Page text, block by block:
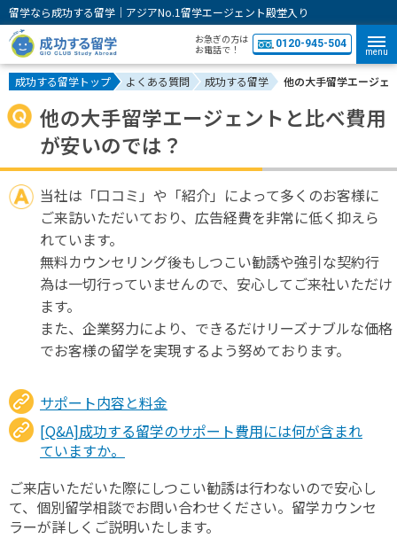
留学なら成功する留学｜アジアNo.1留学エージェント殿堂入り
お急ぎの方は
お電話で！
0120-945-504
menu
成功する留学トップ よくある質問 成功する留学 他の大手留学エージェ
他の大手留学エージェントと比べ費用
が安いのでは？
当社は「口コミ」や「紹介」によって多くのお客様に
ご来訪いただいており、広告経費を非常に低く抑えら
れています。
無料カウンセリング後もしつこい勧誘や強引な契約行
為は一切行っていませんので、安心してご来社いただけ
ます。
また、企業努力により、できるだけリーズナブルな価格
でお客様の留学を実現するよう努めております。
サポート内容と料金
[Q&A]成功する留学のサポート費用には何が含まれ
ていますか。
ご来店いただいた際にしつこい勧誘は行わないので安心し
て、個別留学相談でお問い合わせください。留学カウンセ
ラーが詳しくご説明いたします。